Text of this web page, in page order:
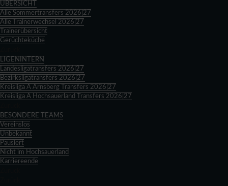
ÜBERSICHT
Alle Sommertransfers 2026|27
Alle Trainerwechsel 2026|27
Trainerübersicht
Gerüchteküche
LIGENINTERN
Landesligatransfers 2026|27
Bezirksligatransfers 2026|27
Kreisliga A Arnsberg Transfers 2026|27
Kreisliga A Hochsauerland Transfers 2026|27
BESONDERE TEAMS
Vereinslos
Unbekannt
Pausiert
Nicht im Hochsauerland
Karriereende